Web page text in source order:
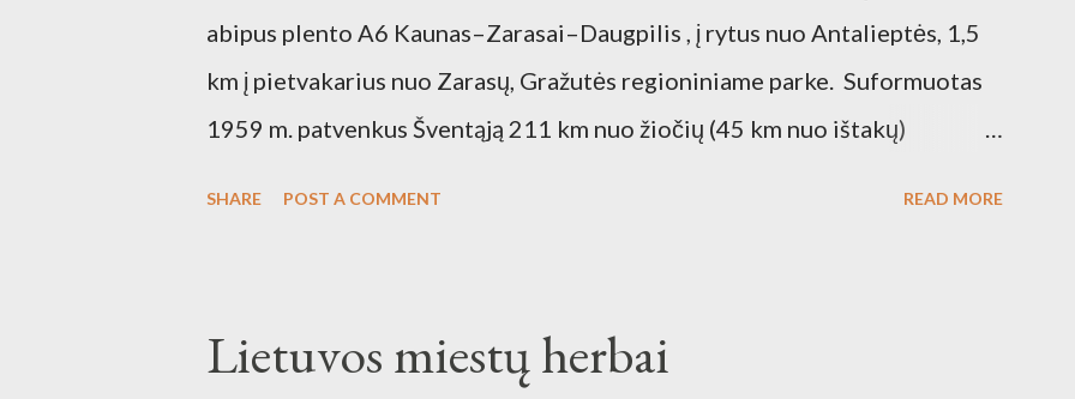
abipus plento A6 Kaunas–Zarasai–Daugpilis , į rytus nuo Antalieptės, 1,5
km į pietvakarius nuo Zarasų, Gražutės regioniniame parke. Suformuotas
1959 m. patvenkus Šventąją 211 km nuo žiočių (45 km nuo ištakų)
SHARE POST A COMMENT READ MORE
Lietuvos miestų herbai